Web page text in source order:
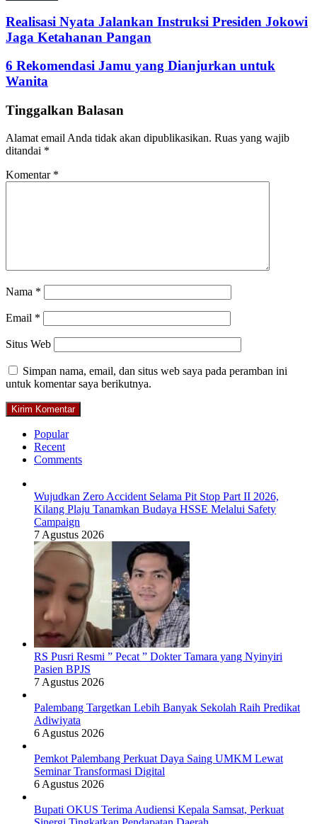
address
Realisasi Nyata Jalankan Instruksi Presiden Jokowi
Jaga Ketahanan Pangan
6 Rekomendasi Jamu yang Dianjurkan untuk
Wanita
Tinggalkan Balasan
Alamat email Anda tidak akan dipublikasikan. Ruas yang wajib
ditandai *
Komentar *
Nama *
Email *
Situs Web
Simpan nama, email, dan situs web saya pada peramban ini
untuk komentar saya berikutnya.
Popular
Recent
Comments
Wujudkan Zero Accident Selama Pit Stop Part II 2026,
Kilang Plaju Tanamkan Budaya HSSE Melalui Safety
Campaign
7 Agustus 2026
RS Pusri Resmi ” Pecat ” Dokter Tamara yang Nyinyiri
Pasien BPJS
7 Agustus 2026
Palembang Targetkan Lebih Banyak Sekolah Raih Predikat
Adiwiyata
6 Agustus 2026
Pemkot Palembang Perkuat Daya Saing UMKM Lewat
Seminar Transformasi Digital
6 Agustus 2026
Bupati OKUS Terima Audiensi Kepala Samsat, Perkuat